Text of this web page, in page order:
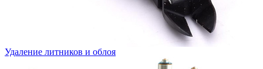
Удаление литников и облоя